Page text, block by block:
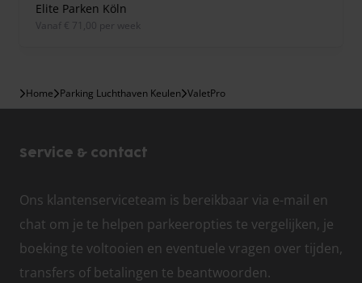
Elite Parken Köln
vanaf € 71,00 per week
Home Parking Luchthaven Keulen ValetPro
Service & contact
Ons klantenserviceteam is bereikbaar via e-mail en
chat om je te helpen parkeeropties te vergelijken, je
boeking te voltooien en eventuele vragen over tijden,
transfers of betalingen te beantwoorden.